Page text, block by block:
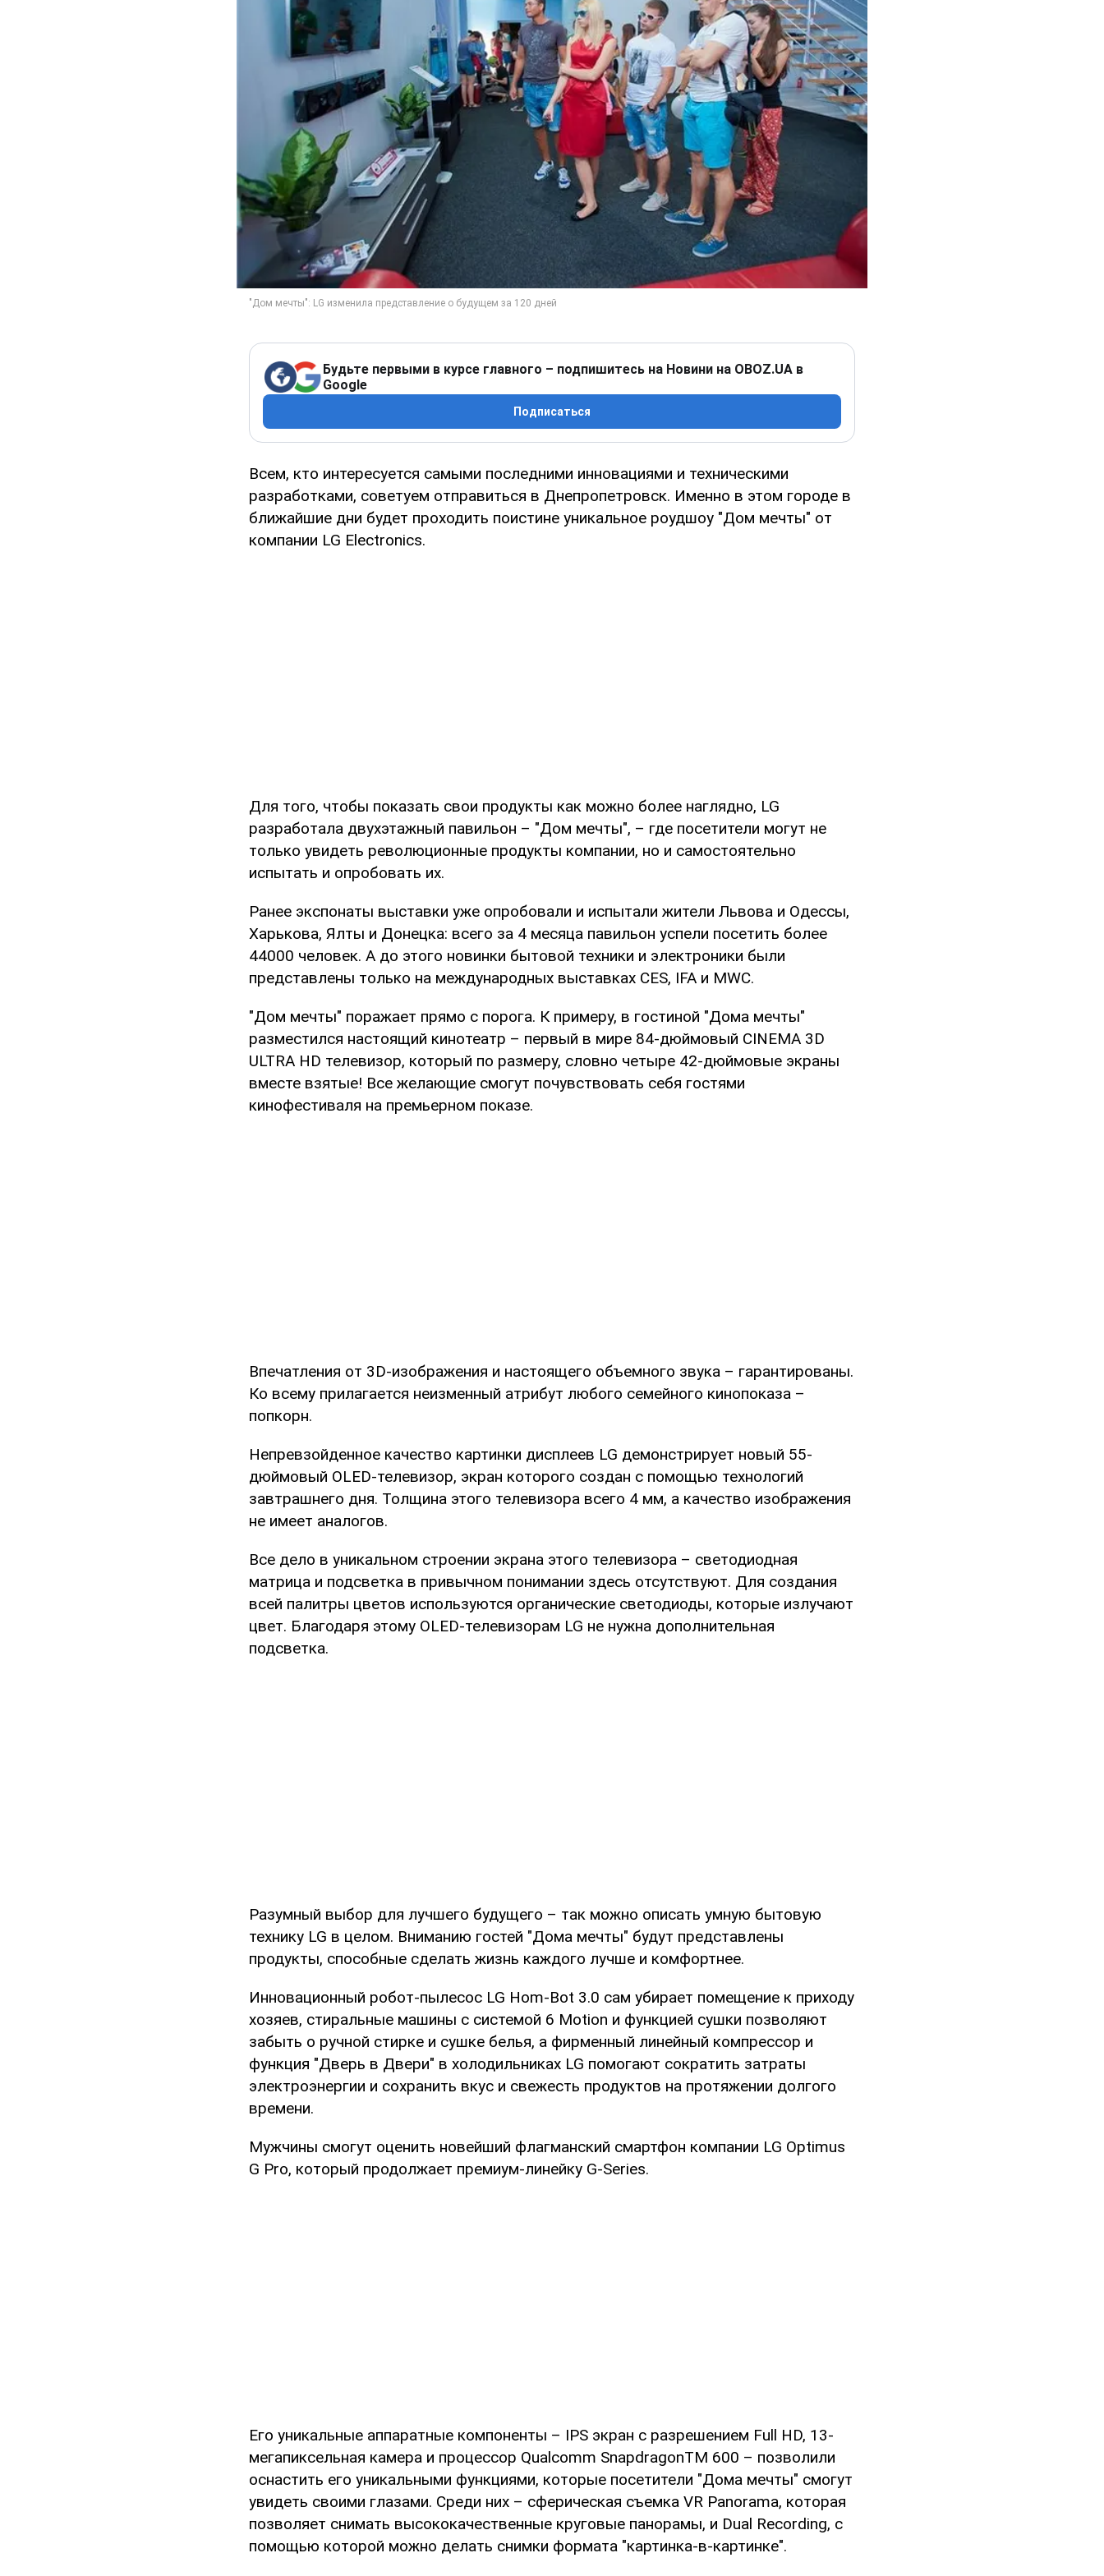
Будьте первыми в курсе главного – подпишитесь на Новини на OBOZ.UA в
Google
Подписаться
Всем, кто интересуется самыми последними инновациями и техническими
разработками, советуем отправиться в Днепропетровск. Именно в этом городе в
ближайшие дни будет проходить поистине уникальное роудшоу "Дом мечты" от
компании LG Electronics.
Для того, чтобы показать свои продукты как можно более наглядно, LG
разработала двухэтажный павильон – "Дом мечты", – где посетители могут не
только увидеть революционные продукты компании, но и самостоятельно
испытать и опробовать их.
Ранее экспонаты выставки уже опробовали и испытали жители Львова и Одессы,
Харькова, Ялты и Донецка: всего за 4 месяца павильон успели посетить более
44000 человек. А до этого новинки бытовой техники и электроники были
представлены только на международных выставках CES, IFA и MWC.
"Дом мечты" поражает прямо с порога. К примеру, в гостиной "Дома мечты"
разместился настоящий кинотеатр – первый в мире 84-дюймовый CINEMA 3D
ULTRA HD телевизор, который по размеру, словно четыре 42-дюймовые экраны
вместе взятые! Все желающие смогут почувствовать себя гостями
кинофестиваля на премьерном показе.
Впечатления от 3D-изображения и настоящего объемного звука – гарантированы.
Ко всему прилагается неизменный атрибут любого семейного кинопоказа –
попкорн.
Непревзойденное качество картинки дисплеев LG демонстрирует новый 55-
дюймовый OLED-телевизор, экран которого создан с помощью технологий
завтрашнего дня. Толщина этого телевизора всего 4 мм, а качество изображения
не имеет аналогов.
Все дело в уникальном строении экрана этого телевизора – светодиодная
матрица и подсветка в привычном понимании здесь отсутствуют. Для создания
всей палитры цветов используются органические светодиоды, которые излучают
цвет. Благодаря этому OLED-телевизорам LG не нужна дополнительная
подсветка.
Разумный выбор для лучшего будущего – так можно описать умную бытовую
технику LG в целом. Вниманию гостей "Дома мечты" будут представлены
продукты, способные сделать жизнь каждого лучше и комфортнее.
Инновационный робот-пылесос LG Hom-Bot 3.0 сам убирает помещение к приходу
хозяев, стиральные машины с системой 6 Motion и функцией сушки позволяют
забыть о ручной стирке и сушке белья, а фирменный линейный компрессор и
функция "Дверь в Двери" в холодильниках LG помогают сократить затраты
электроэнергии и сохранить вкус и свежесть продуктов на протяжении долгого
времени.
Мужчины смогут оценить новейший флагманский смартфон компании LG Optimus
G Pro, который продолжает премиум-линейку G-Series.
Его уникальные аппаратные компоненты – IPS экран с разрешением Full HD, 13-
мегапиксельная камера и процессор Qualcomm SnapdragonTM 600 – позволили
оснастить его уникальными функциями, которые посетители "Дома мечты" смогут
увидеть своими глазами. Среди них – сферическая съемка VR Panorama, которая
позволяет снимать высококачественные круговые панорамы, и Dual Recording, с
помощью которой можно делать снимки формата "картинка-в-картинке".